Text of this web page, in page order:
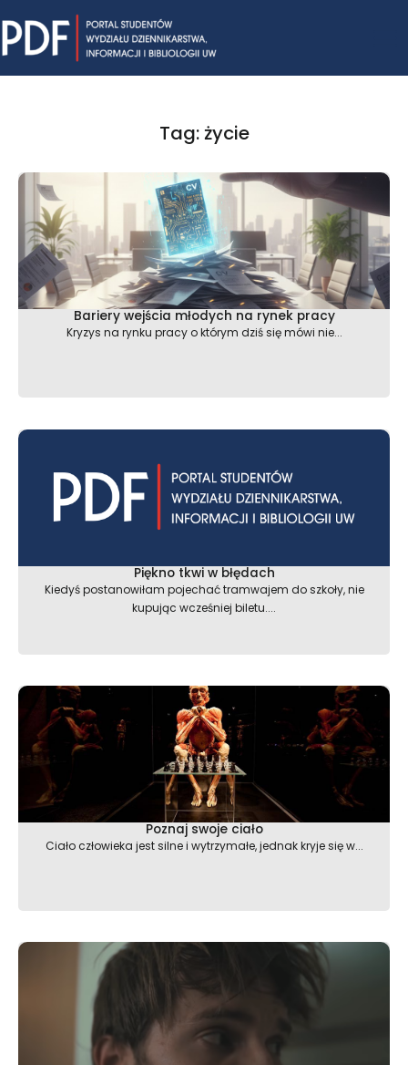
to
content
Tag: życie
Bariery wejścia młodych na rynek pracy
Kryzys na rynku pracy o którym dziś się mówi nie...
Piękno tkwi w błędach
Kiedyś postanowiłam pojechać tramwajem do szkoły, nie
kupując wcześniej biletu....
Poznaj swoje ciało
Ciało człowieka jest silne i wytrzymałe, jednak kryje się w...